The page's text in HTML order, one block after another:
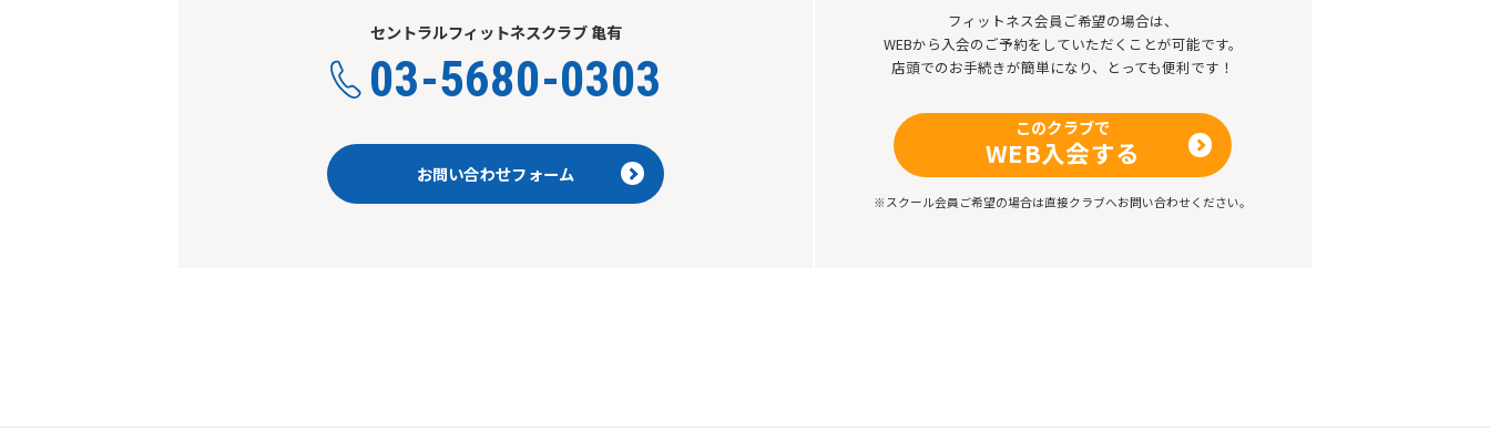
セントラルフィットネスクラブ 亀有
03-5680-0303
お問い合わせフォーム
フィットネス会員ご希望の場合は、
WEBから入会のご予約をしていただくことが可能です。
店頭でのお手続きが簡単になり、とっても便利です！
このクラブで
WEB入会する
※スクール会員ご希望の場合は直接クラブへお問い合わせください。